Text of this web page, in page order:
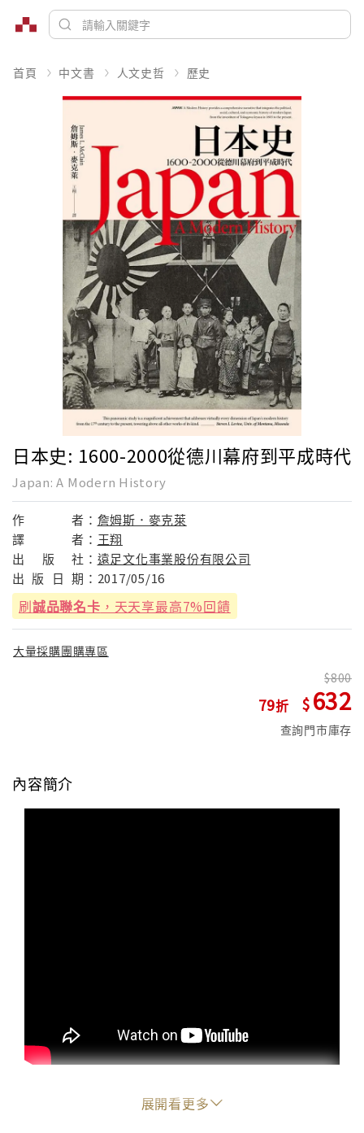
首頁 中文書 人文史哲 歷史
日本史: 1600-2000從德川幕府到平成時代
Japan: A Modern History
作 者： 詹姆斯．麥克萊
譯
者： 王翔
出
版 社： 遠足文化事業股份有限公司
出 版 日 期： 2017/05/16
刷誠品聯名卡 ，天天享最高7%回饋
大量採購團購專區
79
800
632
查詢門市庫存
內容簡介
如果你只能透過一本書 洞悉近代日本的生成原因及歷程
展開看更多